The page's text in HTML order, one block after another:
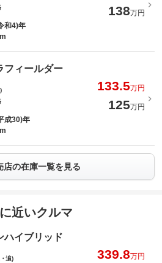
138万円
和4)年
フィールダー
133.5万円
125万円
成30)年
店の在庫一覧を見る
近いクルマ
ハイブリッド
追)
339.8万円